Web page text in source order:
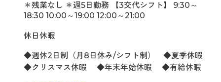
＊残業なし ＊週5日勤務 【3交代シフト】 9:30～
18:30 10:00～19:00 12:00～21:00
休日休暇
◆週休2日制（月8日休み/シフト制） ◆夏季休暇
◆クリスマス休暇 ◆年末年始休暇 ◆有給休暇